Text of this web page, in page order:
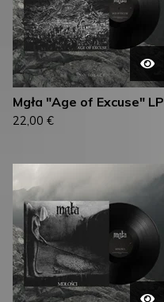
Mgła "Age of Excuse" LP
22,00 €